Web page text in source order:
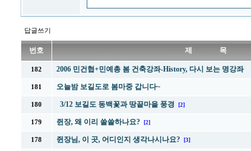
답글쓰기
번호 제 목
182 2006 민건협+민예총 봄 건축강좌-History, 다시 보는 명강좌
181 오늘밤 보길도로 봄마중 갑니다~
180 3/12 보길도 동백꽃과 땅끝마을 풍경 [2]
179 쥔장, 왜 이리 쓸쓸하나요? [2]
178 쥔장님, 이 곳, 어디인지 생각나시나요? [3]